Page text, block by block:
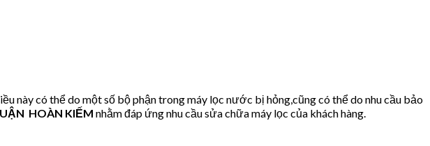
này có thể do một số bộ phận trong máy lọc nước bị hỏng,cũng có thể do nhu cầu bảo
HOÀN KIẾM nhằm đáp ứng nhu cầu sửa chữa máy lọc của khách hàng.